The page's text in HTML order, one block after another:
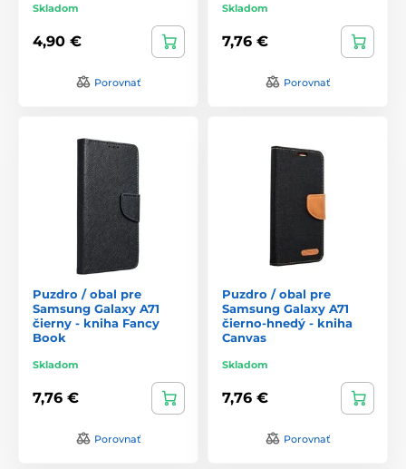
Skladom
4,90 €
Porovnať
Skladom
7,76 €
Porovnať
Puzdro / obal pre
Samsung Galaxy A71
čierny - kniha Fancy
Book
Skladom
7,76 €
Porovnať
Puzdro / obal pre
Samsung Galaxy A71
čierno-hnedý - kniha
Canvas
Skladom
7,76 €
Porovnať